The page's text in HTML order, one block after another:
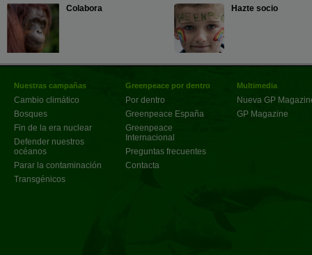
Colabora Hazte socio
Nuestras campañas
Cambio climático
Bosques
Fin de la era nuclear
Defender nuestros
océanos
Parar la contaminación
Transgénicos
Greenpeace por dentro
Por dentro
Greenpeace España
Greenpeace
Internacional
Preguntas frecuentes
Contacta
Multimedia
Nueva GP
GP Magazine